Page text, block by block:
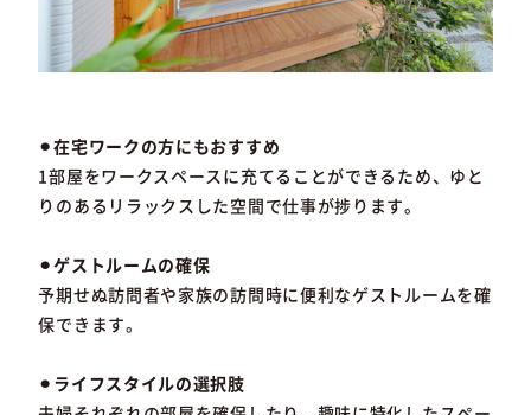
⚫︎在宅ワークの方にもおすすめ
1部屋をワークスペースに充てることができるため、ゆと
りのあるリラックスした空間で仕事が捗ります。
⚫︎ゲストルームの確保
予期せぬ訪問者や家族の訪問時に便利なゲストルームを確
保できます。
⚫︎ライフスタイルの選択肢